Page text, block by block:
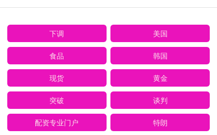
下调 美国
食品 韩国
现货 黄金
突破 谈判
配资专业门户 特朗